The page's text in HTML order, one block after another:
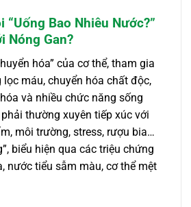
“Uống Bao Nhiêu Nước?”
Nóng Gan?
hóa” của cơ thể, tham gia
máu, chuyển hóa chất độc,
và nhiều chức năng sống
thường xuyên tiếp xúc với
môi trường, stress, rượu bia…
biểu hiện qua các triệu chứng
nước tiểu sẫm màu, cơ thể mệt